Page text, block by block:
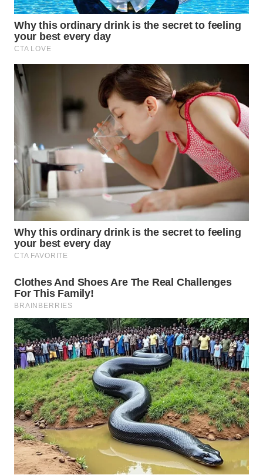
WN
INDRAMAYU
WN
KUNINGAN
WN
SUBANG
WN
SUKABUMI
WN
PURWAKARTA
WN
PRIANGAN
TIMUR
WN
SEMARANG
WN
SOLO
WN
BOROBUDUR
WN